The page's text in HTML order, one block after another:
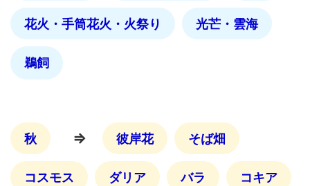
花火・手筒花火・火祭り 光芒・雲海
鵜飼
秋 ⇒ 彼岸花 そば畑
コスモス ダリア バラ コキア